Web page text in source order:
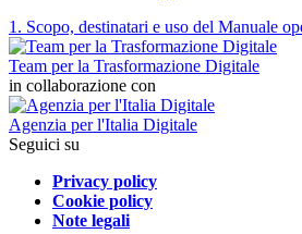
1. Scopo, destinatari e uso del Manuale
Team per la Trasformazione Digitale
in collaborazione con
Agenzia per l'Italia Digitale
Seguici su
Privacy policy
Cookie policy
Note legali